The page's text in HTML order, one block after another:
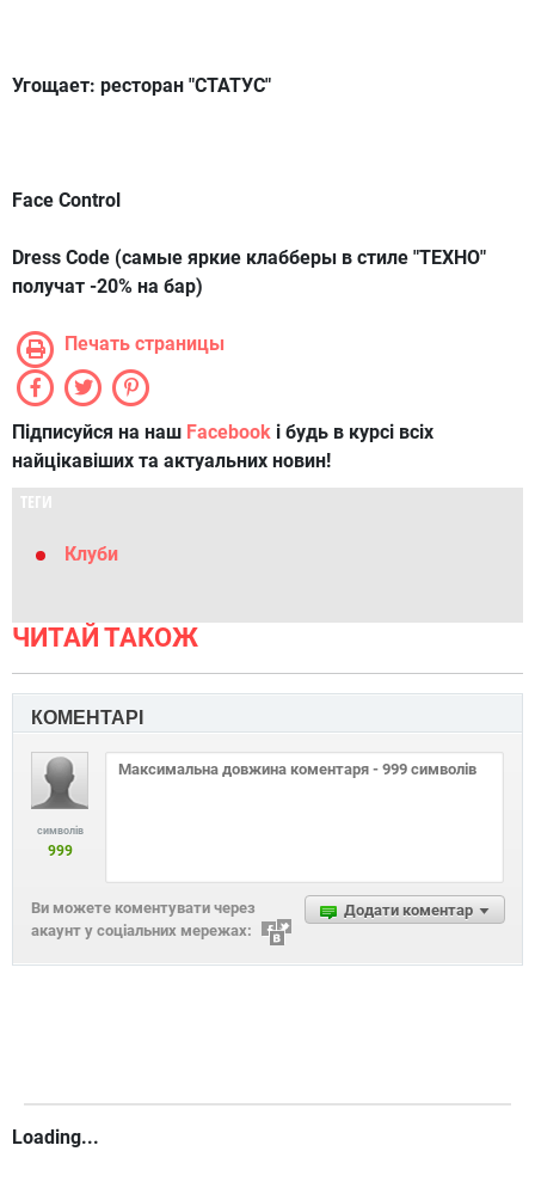
Угощает: ресторан "СТАТУС"
Face Control
Dress Code (самые яркие клабберы в стиле "ТЕХНО"
получат -20% на бар)
Печать страницы
Підписуйся на наш Facebook і будь в курсі всіх
найцікавіших та актуальних новин!
ТЕГИ
Клуби
ЧИТАЙ ТАКОЖ
КОМЕНТАРІ
символів
999
Додати коментар
Ви можете коментувати через
акаунт у соціальних мережах:
Loading...